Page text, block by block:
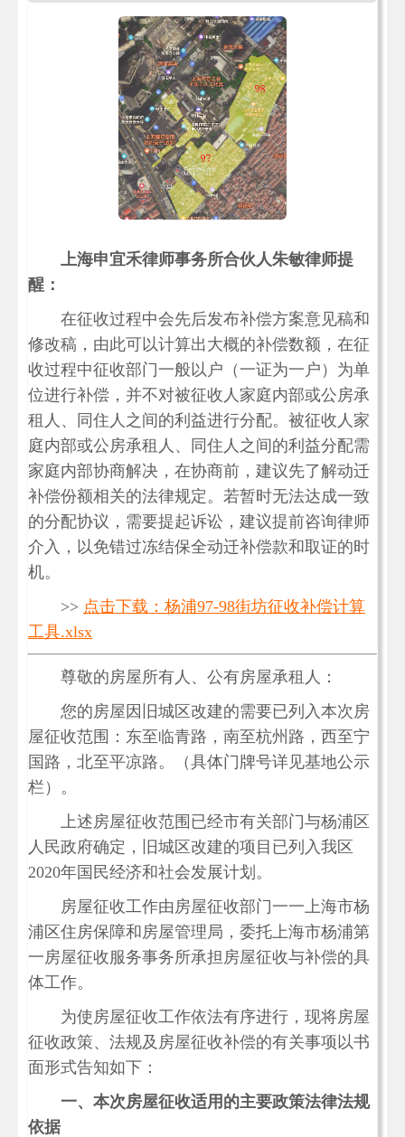
上海申宜禾律师事务所合伙人朱敏律师提
醒：
在征收过程中会先后发布补偿方案意见稿和
修改稿，由此可以计算出大概的补偿数额，在征
收过程中征收部门一般以户（一证为一户）为单
位进行补偿，并不对被征收人家庭内部或公房承
租人、同住人之间的利益进行分配。被征收人家
庭内部或公房承租人、同住人之间的利益分配需
家庭内部协商解决，在协商前，建议先了解动迁
补偿份额相关的法律规定。若暂时无法达成一致
的分配协议，需要提起诉讼，建议提前咨询律师
介入，以免错过冻结保全动迁补偿款和取证的时
机。
>> 点击下载：杨浦97-98街坊征收补偿计算
工具.xlsx
尊敬的房屋所有人、公有房屋承租人：
您的房屋因旧城区改建的需要已列入本次房
屋征收范围：东至临青路，南至杭州路，西至宁
国路，北至平凉路。（具体门牌号详见基地公示
栏）。
上述房屋征收范围已经市有关部门与杨浦区
人民政府确定，旧城区改建的项目已列入我区
2020年国民经济和社会发展计划。
房屋征收工作由房屋征收部门一一上海市杨
浦区住房保障和房屋管理局，委托上海市杨浦第
一房屋征收服务事务所承担房屋征收与补偿的具
体工作。
为使房屋征收工作依法有序进行，现将房屋
征收政策、法规及房屋征收补偿的有关事项以书
面形式告知如下：
一、本次房屋征收适用的主要政策法律法规
依据